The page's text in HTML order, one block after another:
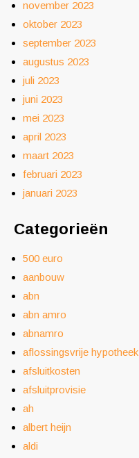
november 2023
oktober 2023
september 2023
augustus 2023
juli 2023
juni 2023
mei 2023
april 2023
maart 2023
februari 2023
januari 2023
Categorieën
500 euro
aanbouw
abn
abn amro
abnamro
aflossingsvrije hypotheek
afsluitkosten
afsluitprovisie
ah
albert heijn
aldi